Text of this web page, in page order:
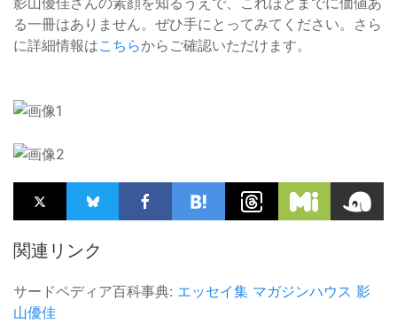
る一冊はありません。ぜひ手にとってみてください。さら
に詳細情報はこちらからご確認いただけます。
関連リンク
サードペディア百科事典: エッセイ集 マガジンハウス 影
山優佳